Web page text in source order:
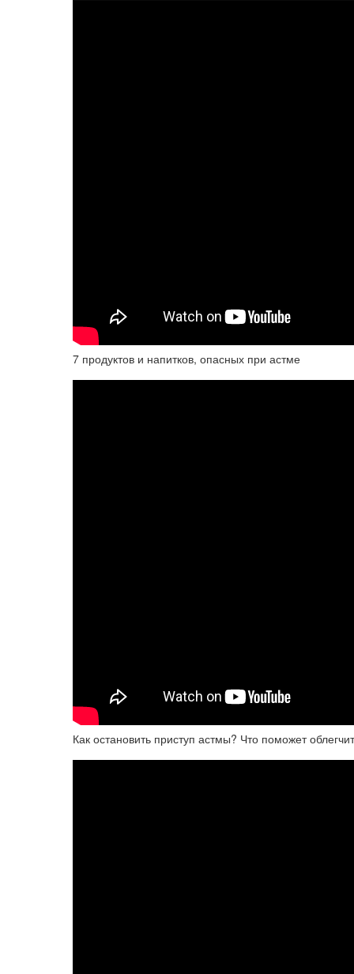
7 продуктов и напитков, опасных при астме
Как остановить приступ астмы? Что поможет